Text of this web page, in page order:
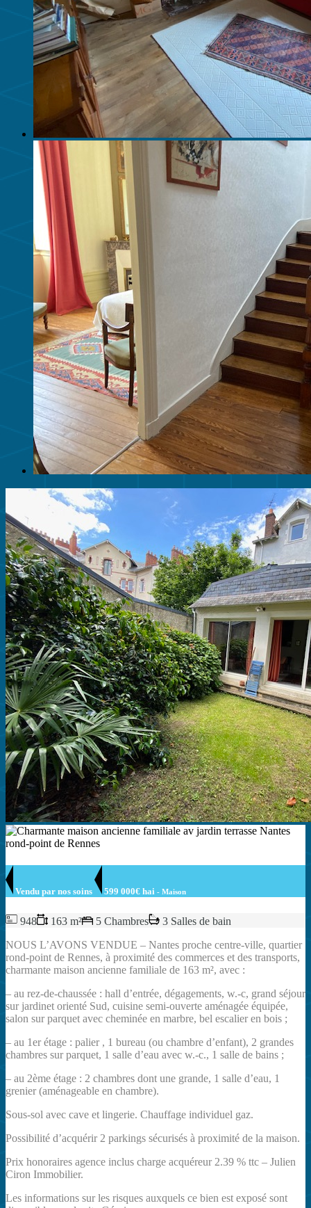
Vendu par nos soins 599 000€ hai - Maison
948 163 m² 5 Chambres
3 Salles de bain
NOUS L’AVONS VENDUE – Nantes proche centre-ville, quartier
rond-point de Rennes, à proximité des commerces et des transports,
charmante maison ancienne familiale de 163 m², avec :
– au rez-de-chaussée : hall d’entrée, dégagements, w.-c, grand séjour
sur jardinet orienté Sud, cuisine semi-ouverte aménagée équipée,
salon sur parquet avec cheminée en marbre, bel escalier en bois ;
– au 1er étage : palier , 1 bureau (ou chambre d’enfant), 2 grandes
chambres sur parquet, 1 salle d’eau avec w.-c., 1 salle de bains ;
– au 2ème étage : 2 chambres dont une grande, 1 salle d’eau, 1
grenier (aménageable en chambre).
Sous-sol avec cave et lingerie. Chauffage individuel gaz.
Possibilité d’acquérir 2 parkings sécurisés à proximité de la maison.
Prix honoraires agence inclus charge acquéreur 2.39 % ttc – Julien
Ciron Immobilier.
Les informations sur les risques auxquels ce bien est exposé sont